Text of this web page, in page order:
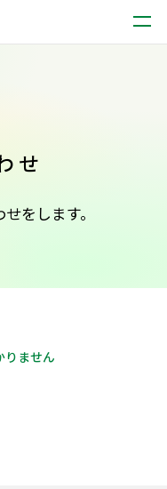
せ
をします。
りません